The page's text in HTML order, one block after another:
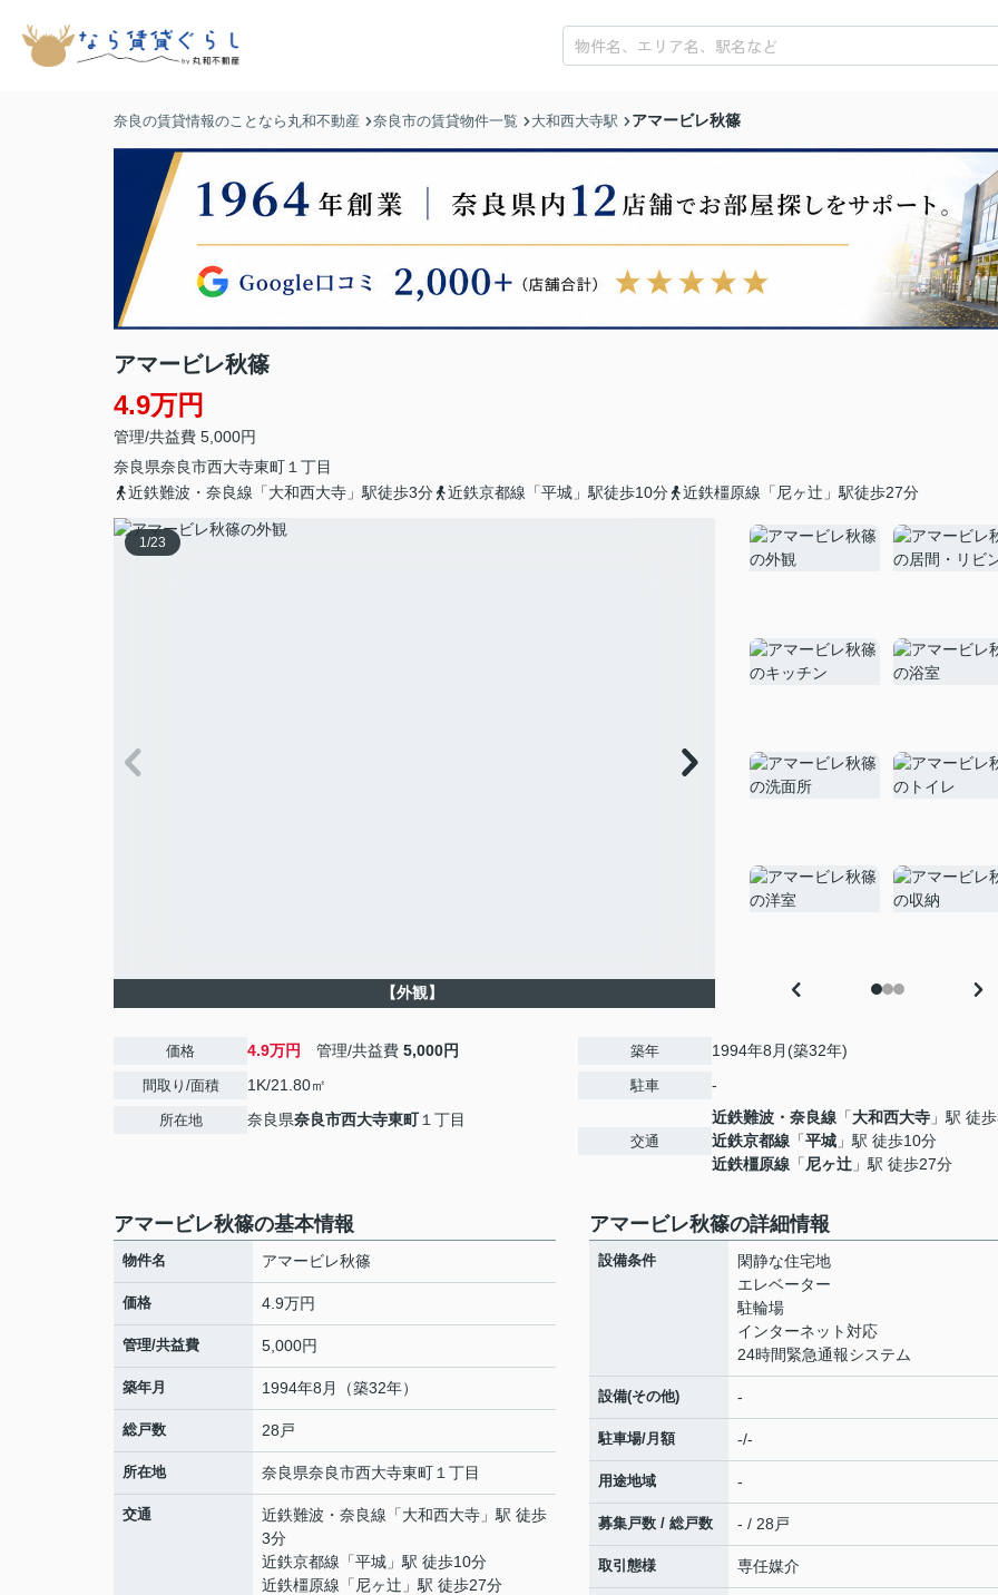
奈良の賃貸情報のことなら丸和不動産 奈良市の賃貸物件一覧 大和西大寺駅 アマービレ秋篠
アマービレ秋篠
4.9万円
管理/共益費 5,000円
奈良県奈良市西大寺東町 １丁目
近鉄難波・奈良線「大和西大寺」駅徒歩3分
近鉄京都線「平城」駅徒歩10分 近鉄橿原線「尼ヶ辻」駅徒歩27分
1 /23
【外観】
価格 4.9万円 管理/共益費 5,000円
間取り/面積 1K/21.80㎡
所在地 奈良県奈良市西大寺東町１丁目
築年 1994年8月(築32年)
駐車 -
交通
近鉄難波・奈良線 「大和西大寺 」駅 徒
近鉄京都線 「平城 」駅 徒歩10分
近鉄橿原線 「 尼ヶ辻 」駅 徒歩27分
アマービレ秋篠の基本情報
物件名 アマービレ秋篠
価格 4.9万円
管理/共益費 5,000円
築年月 1994年8月（築32年）
総戸数 28戸
所在地 奈良県奈良市西大寺東町 １丁目
交通 近鉄難波・奈良線 「大和西大寺 」駅 徒歩
3分
近鉄京都線 「平城 」駅 徒歩10分
近鉄橿原線 「 尼ヶ辻 」駅 徒歩27分
アマービレ秋篠の詳細情報
設備条件
閑静な住宅地
エレベーター
駐輪場
インターネット対応
24時間緊急通報システム
設備(その他) -
駐車場/月額 -/-
用途地域 -
募集戸数 / 総戸数 - / 28戸
取引態様 専任媒介